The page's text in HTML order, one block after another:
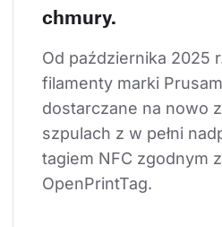
chmury.
Od października 2025
filamenty marki
dostarczane na nowo
szpulach z w pełni
tagiem NFC zgodnym
OpenPrintTag.